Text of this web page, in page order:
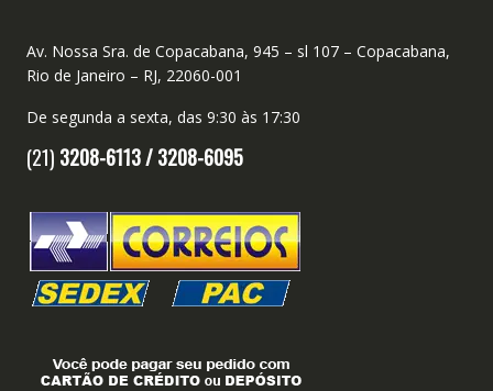
Av. Nossa Sra. de Copacabana, 945 – sl 107 – Copacabana,
Rio de Janeiro – RJ, 22060-001
De segunda a sexta, das 9:30 às 17:30
(21) 3208-6113 /3208-6095